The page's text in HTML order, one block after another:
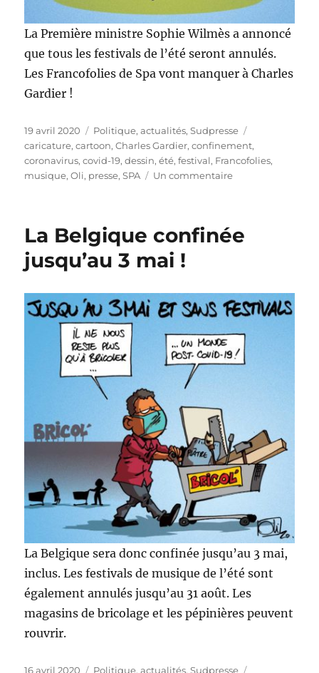
La Première ministre Sophie Wilmès a annoncé
que tous les festivals de l’été seront annulés.
Les Francofolies de Spa vont manquer à Charles
Gardier !
Publié
le
19 avril 2020 Catégories
Politique, actualités,Sudpresse
caricature,cartoon,Charles Gardier,confinement,
coronavirus,covid-19,dessin,été,festival, Francofolies,
musique,Oli, presse,SPA Un commentairesur
cet
La Belgique confinée
jusqu’au 3 mai !
La Belgique sera donc confinée jusqu’au 3 mai,
inclus. Les festivals de musique de l’été sont
également annulés jusqu’au 31 août. Les
magasins de bricolage et les pépinières peuvent
rouvrir.
Publié
16 avril 2020 Catégories
Politique, actualités,Sudpresse